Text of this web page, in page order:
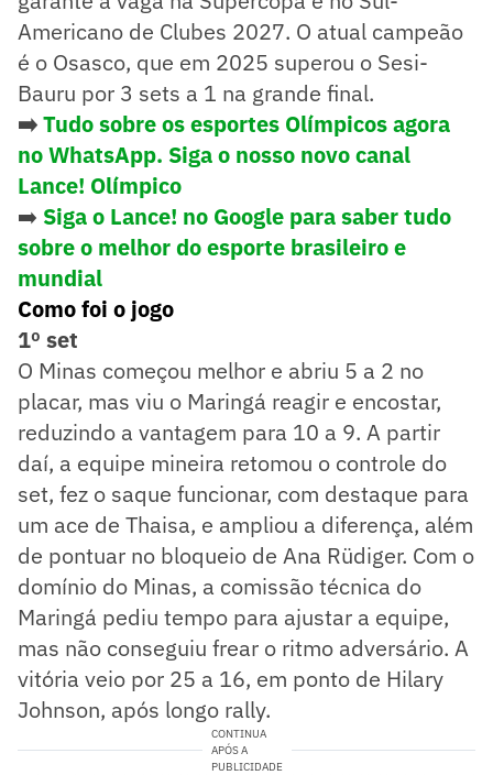
Americano de Clubes 2027. O atual campeão
é o Osasco, que em 2025 superou o Sesi-
Bauru por 3 sets a 1 na grande final.
➡️Tudo sobre os esportes Olímpicos agora
no WhatsApp. Siga o nosso novo canal
Lance! Olímpico
➡️ Siga o Lance! no Google para saber tudo
sobre o melhor do esporte brasileiro e
mundial
Como foi o jogo
1º set
O Minas começou melhor e abriu 5 a 2 no
placar, mas viu o Maringá reagir e encostar,
reduzindo a vantagem para 10 a 9. A partir
daí, a equipe mineira retomou o controle do
set, fez o saque funcionar, com destaque para
um ace de Thaisa, e ampliou a diferença, além
de pontuar no bloqueio de Ana Rüdiger. Com o
domínio do Minas, a comissão técnica do
Maringá pediu tempo para ajustar a equipe,
mas não conseguiu frear o ritmo adversário. A
vitória veio por 25 a 16, em ponto de Hilary
Johnson, após longo rally.
CONTINUA
APÓS A
PUBLICIDADE